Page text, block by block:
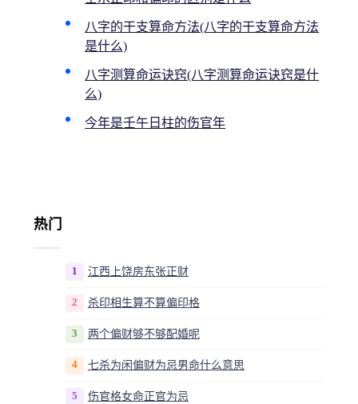
八字的干支算命方法(八字的干支算命方法
是什么)
八字测算命运诀窍(八字测算命运诀窍是什
么)
今年是壬午日柱的伤官年
热门
1 江西上饶房东张正财
2 杀印相生算不算偏印格
3 两个偏财够不够配婚呢
4 七杀为闲偏财为忌男命什么意思
5 伤官格女命正官为忌